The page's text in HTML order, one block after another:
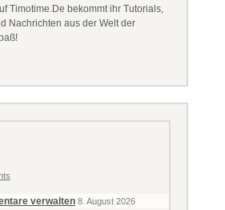
Timotime.De bekommt ihr Tutorials,
Nachrichten aus der Welt der
verwalten 8. August 2026